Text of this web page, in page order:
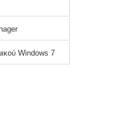
Windows 7